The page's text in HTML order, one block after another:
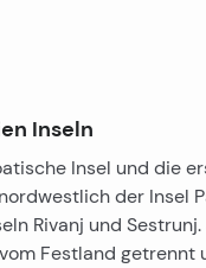
Inseln
Insel und die
der Insel
Rivanj und
Festland getrennt